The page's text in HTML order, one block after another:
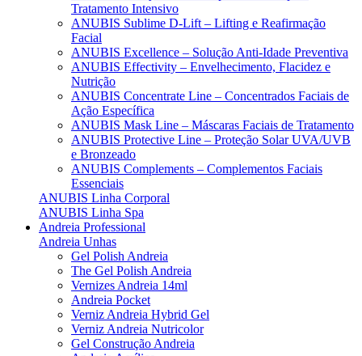
Tratamento Intensivo
ANUBIS Sublime D-Lift – Lifting e Reafirmação
Facial
ANUBIS Excellence – Solução Anti-Idade Preventiva
ANUBIS Effectivity – Envelhecimento, Flacidez e
Nutrição
ANUBIS Concentrate Line – Concentrados Faciais de
Ação Específica
ANUBIS Mask Line – Máscaras Faciais de Tratamento
ANUBIS Protective Line – Proteção Solar UVA/UVB
e Bronzeado
ANUBIS Complements – Complementos Faciais
Essenciais
ANUBIS Linha Corporal
ANUBIS Linha Spa
Andreia Professional
Andreia Unhas
Gel Polish Andreia
The Gel Polish Andreia
Vernizes Andreia 14ml
Andreia Pocket
Verniz Andreia Hybrid Gel
Verniz Andreia Nutricolor
Gel Construção Andreia